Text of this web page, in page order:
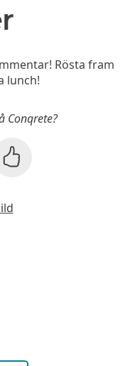
Rösta fram
lunch!
Conqrete?